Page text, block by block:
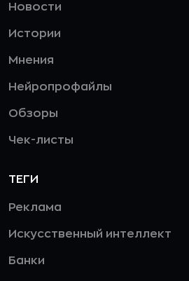
Новости
Истории
Мнения
Нейропрофайлы
Обзоры
Чек-листы
ТЕГИ
Реклама
Искусственный интеллект
Банки